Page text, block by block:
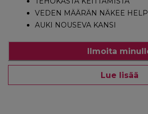
VEDEN MÄÄRÄN NÄKEE
AUKI NOUSEVA KANSI
Ilmoita
Lue lisää